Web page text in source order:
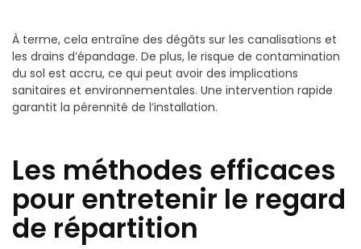
À terme, cela entraîne des dégâts sur les canalisations et
les drains d’épandage. De plus, le risque de contamination
du sol est accru, ce qui peut avoir des implications
sanitaires et environnementales. Une intervention rapide
garantit la pérennité de l’installation.
Les méthodes efficaces
pour entretenir le regard
de répartition